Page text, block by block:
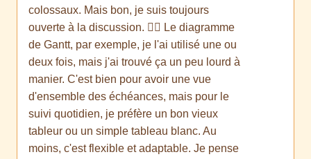
colossaux. Mais bon, je suis toujours
ouverte à la discussion. 🤷‍♀️ Le diagramme
de Gantt, par exemple, je l'ai utilisé une ou
deux fois, mais j'ai trouvé ça un peu lourd à
manier. C'est bien pour avoir une vue
d'ensemble des échéances, mais pour le
suivi quotidien, je préfère un bon vieux
tableur ou un simple tableau blanc. Au
moins, c'est flexible et adaptable. Je pense